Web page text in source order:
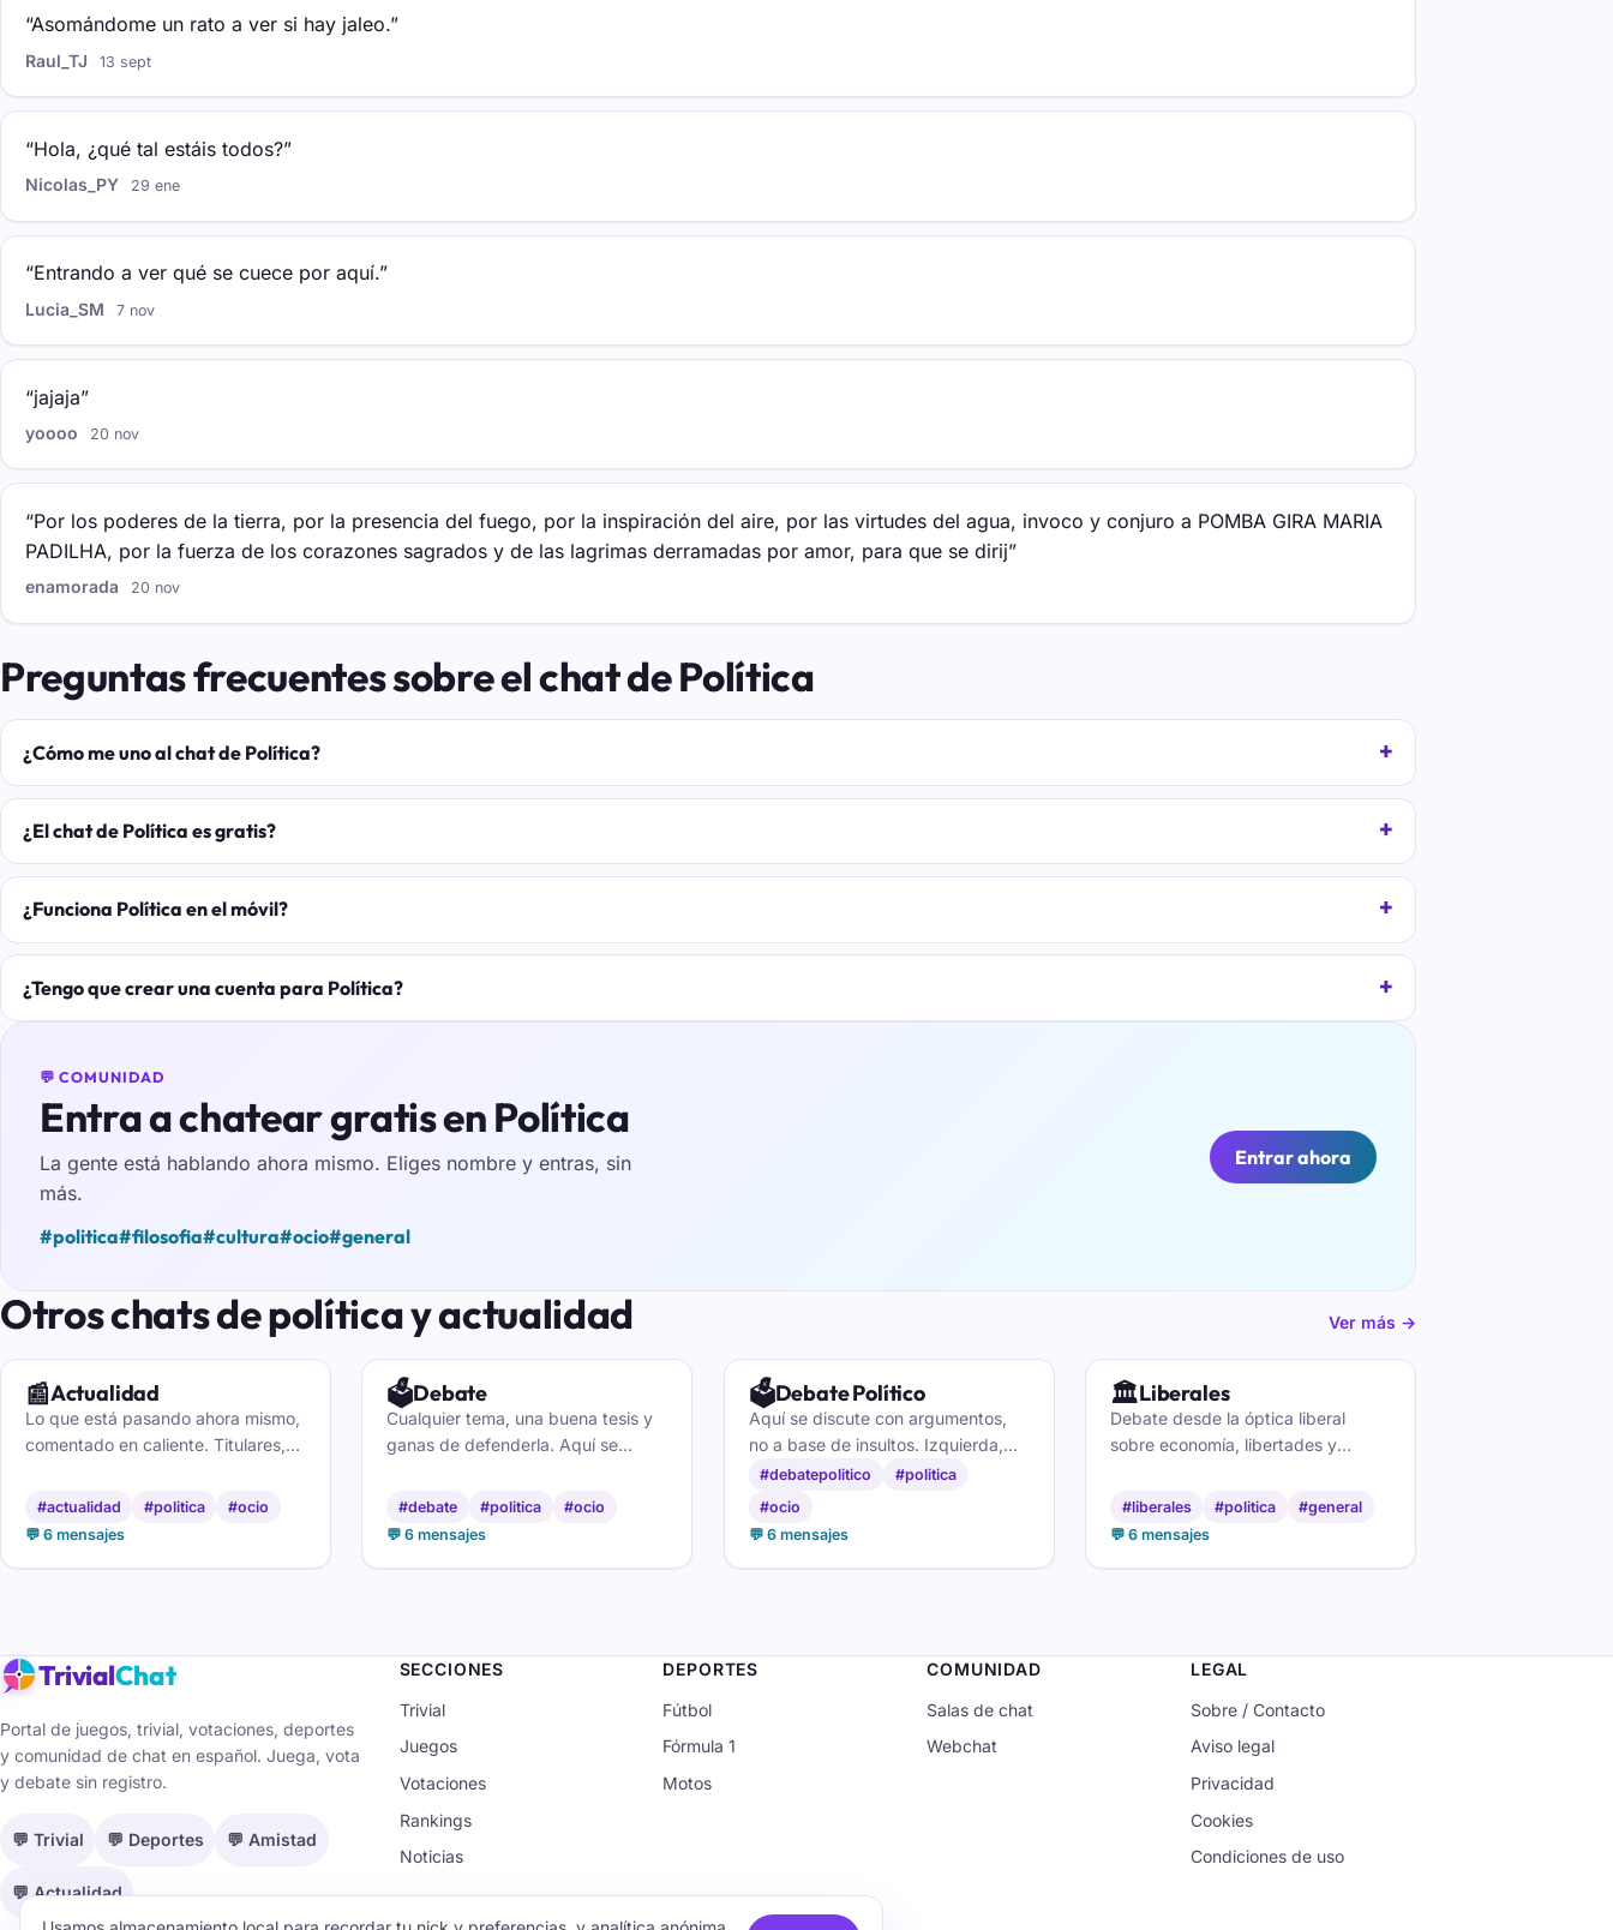
“Asomándome un rato a ver si hay jaleo.”
Raul_TJ 13 sept
“Hola, ¿qué tal estáis todos?”
Nicolas_PY 29 ene
“Entrando a ver qué se cuece por aquí.”
Lucia_SM 7 nov
“jajaja”
yoooo 20 nov
“Por los poderes de la tierra, por la presencia del fuego, por la inspiración del aire, por las virtudes del agua, invoco y conjuro a POMBA GIRA MARIA
PADILHA, por la fuerza de los corazones sagrados y de las lagrimas derramadas por amor, para que se dirij”
enamorada 20 nov
Preguntas frecuentes sobre el chat de Política
¿Cómo me uno al chat de Política?
¿El chat de Política es gratis?
¿Funciona Política en el móvil?
¿Tengo que crear una cuenta para Política?
💬 COMUNIDAD
Entra a chatear gratis en Política
La gente está hablando ahora mismo. Eliges nombre y entras, sin
más.
#politica#filosofia#cultura#ocio#general
Entrar ahora
Otros chats de política y actualidad Ver más →
📰Actualidad
Lo que está pasando ahora mismo,
comentado en caliente. Titulares,
conversación cada día. Únete y di
la tuya.
#actualidad #politica
#ocio
💬 6 mensajes
🗳️Debate
Cualquier tema, una buena tesis y
ganas de defenderla. Aquí se
al que piensa distinto. ¿Sobre qué
te apetece discutir?
#debate #politica
#ocio
💬 6 mensajes
🗳️Debate Político
Aquí se discute con argumentos,
no a base de insultos. Izquierda,
derecha y centro tienen su turno.
¿Te atreves a defender tu idea y a
cambiarla?
#debatepolitico
#politica
#ocio
💬 6 mensajes
🏛️Liberales
Debate desde la óptica liberal
sobre economía, libertades y
ideas y a que te las discutan.
#liberales #politica
#general
💬 6 mensajes
TrivialChat
Portal de juegos, trivial, votaciones, deportes
y comunidad de chat en español. Juega, vota
y debate sin registro.
💬 Trivial 💬 Deportes 💬 Amistad
💬 Actualidad
SECCIONES
Trivial
Juegos
Votaciones
Rankings
Noticias
DEPORTES
Fútbol
Fórmula 1
Motos
COMUNIDAD
Salas de chat
Webchat
LEGAL
Sobre / Contacto
Aviso legal
Privacidad
Cookies
Condiciones de uso